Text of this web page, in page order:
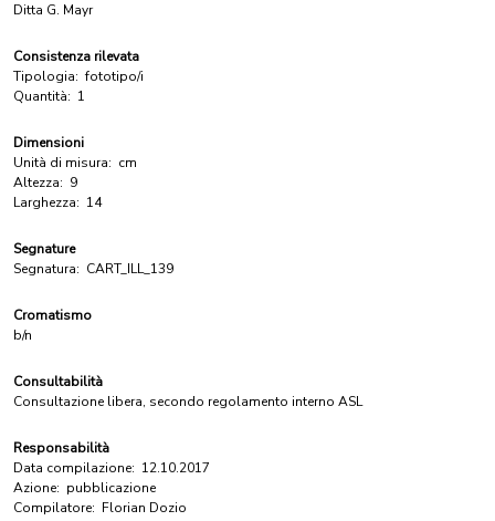
Ditta G. Mayr
Consistenza rilevata
Tipologia: fototipo/i
Quantità: 1
Dimensioni
Unità di misura: cm
Altezza: 9
Larghezza: 14
Segnature
Segnatura: CART_ILL_139
Cromatismo
b/n
Consultabilità
Consultazione libera, secondo regolamento interno ASL
Responsabilità
Data compilazione: 12.10.2017
Azione: pubblicazione
Compilatore: Florian Dozio